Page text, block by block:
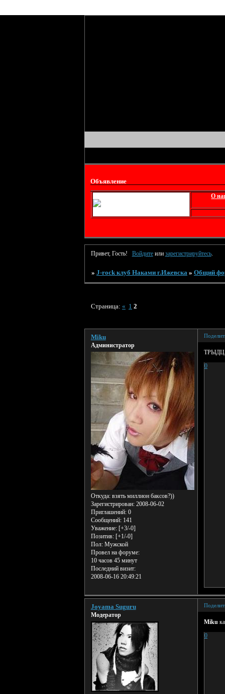
Объявление
О
Привет, Гость! Войдитеили зарегистрируйтесь.
» J-rock клуб Наками г.Ижевска » Общий
Страница: « 1 2
Miku
Администратор
Откуда:взять миллион баксов?))
Зарегистрирован: 2008-06-02
Приглашений:0
Сообщений:141
Уважение: [+3/-0]
Позитив: [+1/-0]
Пол:Мужской
Провел на форуме:
10 часов 45 минут
Последний визит:
2008-06-16 20:49:21
0
Joyama Suguru
Модератор
Miku
0